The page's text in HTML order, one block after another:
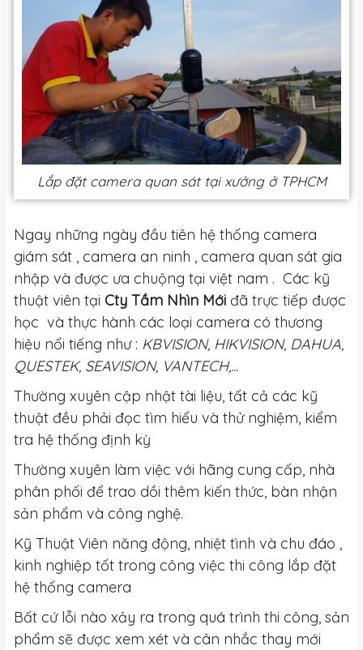
Lắp đặt camera quan sát tại xưởng ở TPHCM
Ngay những ngày đầu tiên hệ thống camera
giám sát , camera an ninh , camera quan sát gia
nhập và được ưa chuộng tại việt nam . Các kỹ
thuật viên tại Cty Tầm Nhìn Mới đã trực tiếp được
học và thực hành các loại camera có thương
hiệu nổi tiếng như : KBVISION, HIKVISION, DAHUA,
QUESTEK, SEAVISION, VANTECH,...
Thường xuyên cập nhật tài liệu, tất cả các kỹ
thuật đều phải đọc tìm hiểu và thử nghiệm, kiểm
tra hệ thống định kỳ
Thường xuyên làm việc với hãng cung cấp, nhà
phân phối để trao dồi thêm kiến thức, bàn nhận
sản phẩm và công nghệ.
Kỹ Thuật Viên năng động, nhiệt tình và chu đáo ,
kinh nghiệp tốt trong công việc thi công lắp đặt
hệ thống camera
Bất cứ lỗi nào xảy ra trong quá trình thi công, sản
phẩm sẽ được xem xét và cân nhắc thay mới